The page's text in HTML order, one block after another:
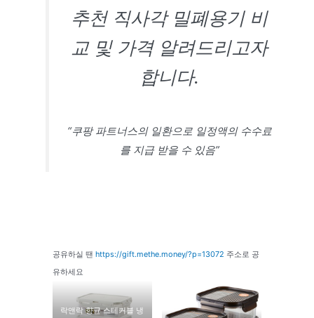
추천 직사각 밀폐용기 비
교 및 가격 알려드리고자
합니다.
“쿠팡 파트너스의 일환으로 일정액의 수수료
를 지급 받을 수 있음”
공유하실 땐 https://gift.methe.money/?p=13072 주소로 공
유하세요
락앤락 향균 스테커블 냉